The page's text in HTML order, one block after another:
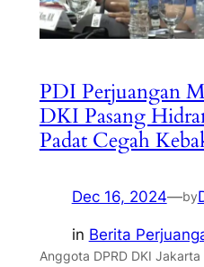
PDI Perjuangan
DKI Pasang
Padat Cegah
Dec 16, 2024—by
in Berita
Anggota DPRD DKI